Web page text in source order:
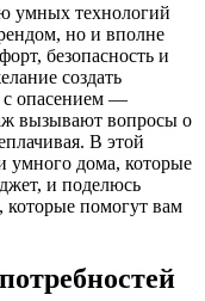
умных технологий
но и вполне
безопасность и
создать
с опасением —
вызывают вопросы о
В этой
умного дома, которые
и поделюсь
помогут вам